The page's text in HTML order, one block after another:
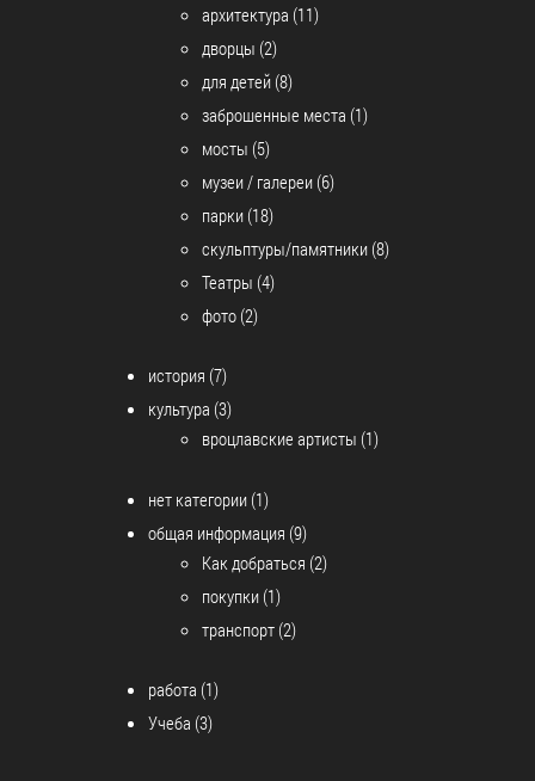
архитектура (11)
дворцы (2)
для детей (8)
заброшенные места (1)
мосты (5)
музеи / галереи (6)
парки (18)
скульптуры/памятники (8)
Театры (4)
фото (2)
история (7)
культура (3)
вроцлавские артисты (1)
нет категории (1)
общая информация (9)
Как добраться (2)
покупки (1)
транспорт (2)
работа (1)
Учеба (3)